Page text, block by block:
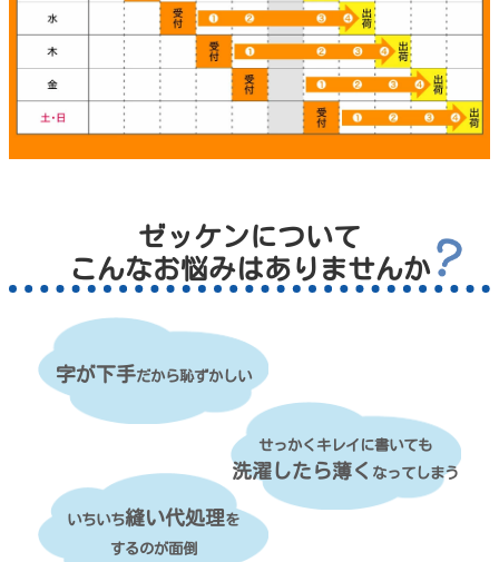
ゼッケンについて
こんなお悩みはありませんか
字が下手だから恥ずかしい
せっかくキレイに書いても
洗濯したら薄く なってしまう
いちいち縫い代処理を
するのが面倒